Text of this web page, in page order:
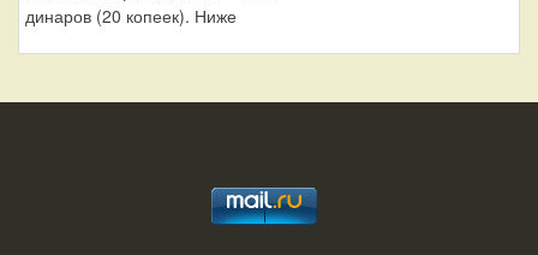
динаров (20 копеек). Ниже